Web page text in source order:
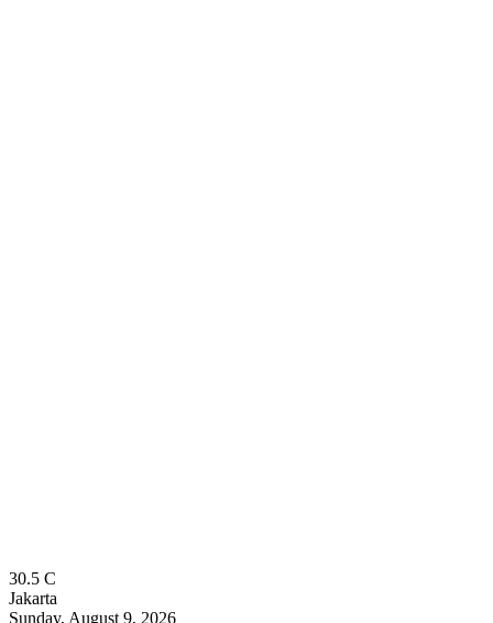
30.5 C
Jakarta
Sunday, August 9, 2026